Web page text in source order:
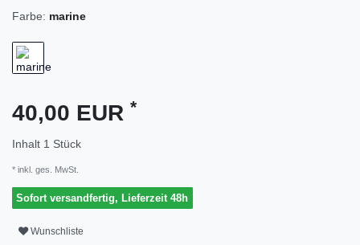
Farbe: marine
40,00 EUR *
Inhalt 1 Stück
* inkl. ges. MwSt.
Sofort versandfertig, Lieferzeit 48h
Wunschliste